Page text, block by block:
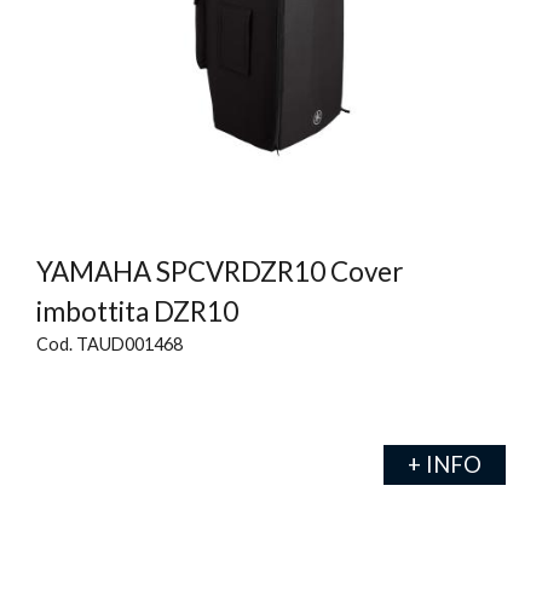
YAMAHA SPCVRDZR10 Cover
imbottita DZR10
Cod. TAUD001468
+ INFO